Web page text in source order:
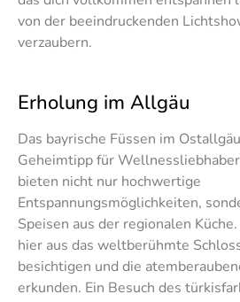
von der beeindruckenden
verzaubern.
Erholung im Allgäu
Das bayrische Füssen im
Geheimtipp für
bieten nicht nur hochwertige
Entspannungsmöglichkeiten,
Speisen aus der regionalen
hier aus das weltberühmte
besichtigen und die
erkunden. Ein Besuch des